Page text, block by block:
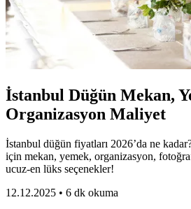
İstanbul Düğün Mekan,
Organizasyon Maliyet
İstanbul düğün fiyatları 2026’da ne
için mekan, yemek, organizasyon,
ucuz-en lüks seçenekler!
12.12.2025 • 6 dk okuma